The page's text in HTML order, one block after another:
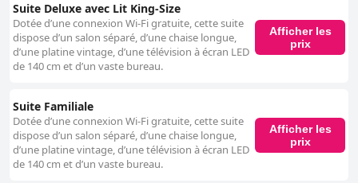
Suite Deluxe avec Lit King-Size
Dotée d’une connexion Wi-Fi gratuite, cette suite
dispose d’un salon séparé, d’une chaise longue,
d’une platine vintage, d’une télévision à écran LED
de 140 cm et d’un vaste bureau.
Afficher les
prix
Suite Familiale
Dotée d’une connexion Wi-Fi gratuite, cette suite
dispose d’un salon séparé, d’une chaise longue,
d’une platine vintage, d’une télévision à écran LED
de 140 cm et d’un vaste bureau.
Afficher les
prix